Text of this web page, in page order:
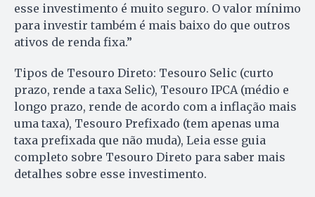
esse investimento é muito seguro. O valor mínimo
para investir também é mais baixo do que outros
ativos de renda fixa.”
Tipos de Tesouro Direto: Tesouro Selic (curto
prazo, rende a taxa Selic), Tesouro IPCA (médio e
longo prazo, rende de acordo com a inflação mais
uma taxa), Tesouro Prefixado (tem apenas uma
taxa prefixada que não muda), Leia esse guia
completo sobre Tesouro Direto para saber mais
detalhes sobre esse investimento.